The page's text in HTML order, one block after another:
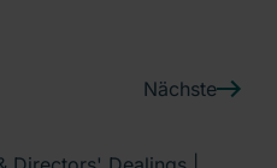
AG
Nächste